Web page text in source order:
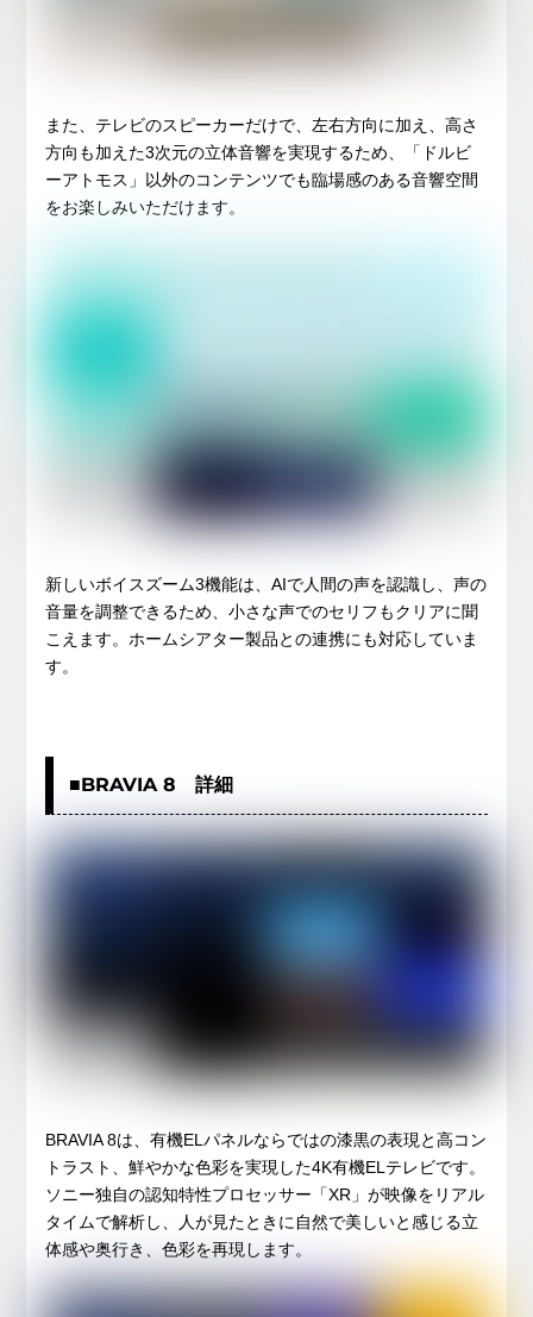
また、テレビのスピーカーだけで、左右方向に加え、高さ
方向も加えた3次元の立体音響を実現するため、「ドルビ
ーアトモス」以外のコンテンツでも臨場感のある音響空間
をお楽しみいただけます。
新しいボイスズーム3機能は、AIで人間の声を認識し、声の
音量を調整できるため、小さな声でのセリフもクリアに聞
こえます。ホームシアター製品との連携にも対応していま
す。
■BRAVIA 8 詳細
BRAVIA 8は、有機ELパネルならではの漆黒の表現と高コン
トラスト、鮮やかな色彩を実現した4K有機ELテレビです。
ソニー独自の認知特性プロセッサー「XR」が映像をリアル
タイムで解析し、人が見たときに自然で美しいと感じる立
体感や奥行き、色彩を再現します。